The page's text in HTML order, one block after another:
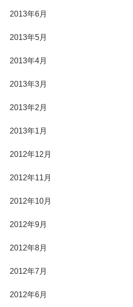
2013年6月
2013年5月
2013年4月
2013年3月
2013年2月
2013年1月
2012年12月
2012年11月
2012年10月
2012年9月
2012年8月
2012年7月
2012年6月